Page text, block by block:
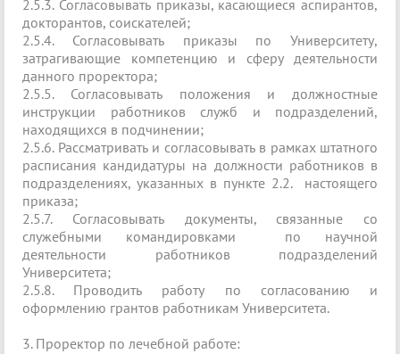
2.5.3. Согласовывать приказы, касающиеся аспирантов,
докторантов, соискателей;
2.5.4. Согласовывать приказы по Университету,
затрагивающие компетенцию и сферу деятельности
данного проректора;
2.5.5. Согласовывать положения и должностные
инструкции работников служб и подразделений,
находящихся в подчинении;
2.5.6. Рассматривать и согласовывать в рамках штатного
расписания кандидатуры на должности работников в
подразделениях, указанных в пункте 2.2. настоящего
приказа;
2.5.7. Согласовывать документы, связанные со
служебными командировками по научной
деятельности работников подразделений
Университета;
2.5.8. Проводить работу по согласованию и
оформлению грантов работникам Университета.
3. Проректор по лечебной работе: